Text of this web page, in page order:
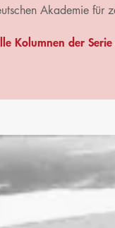
Akademie
Kolumnen der